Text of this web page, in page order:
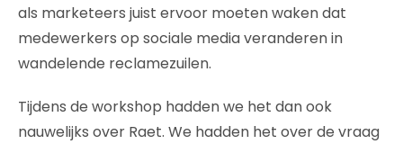
als marketeers juist ervoor moeten waken dat
medewerkers op sociale media veranderen in
wandelende reclamezuilen.
Tijdens de workshop hadden we het dan ook
nauwelijks over Raet. We hadden het over de vraag